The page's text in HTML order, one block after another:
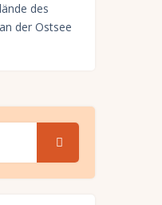
des
der Ostsee